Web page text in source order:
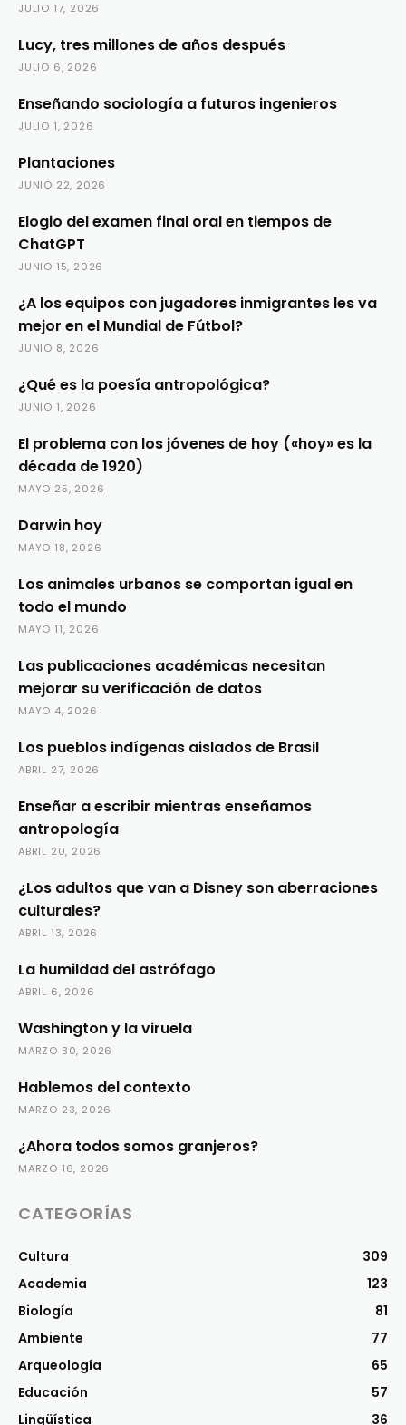
JULIO 17, 2026
Lucy, tres millones de años después
JULIO 6, 2026
Enseñando sociología a futuros ingenieros
JULIO 1, 2026
Plantaciones
JUNIO 22, 2026
Elogio del examen final oral en tiempos de
ChatGPT
JUNIO 15, 2026
¿A los equipos con jugadores inmigrantes les va
mejor en el Mundial de Fútbol?
JUNIO 8, 2026
¿Qué es la poesía antropológica?
JUNIO 1, 2026
El problema con los jóvenes de hoy («hoy» es la
década de 1920)
MAYO 25, 2026
Darwin hoy
MAYO 18, 2026
Los animales urbanos se comportan igual en
todo el mundo
MAYO 11, 2026
Las publicaciones académicas necesitan
mejorar su verificación de datos
MAYO 4, 2026
Los pueblos indígenas aislados de Brasil
ABRIL 27, 2026
Enseñar a escribir mientras enseñamos
antropología
ABRIL 20, 2026
¿Los adultos que van a Disney son aberraciones
culturales?
ABRIL 13, 2026
La humildad del astrófago
ABRIL 6, 2026
Washington y la viruela
MARZO 30, 2026
Hablemos del contexto
MARZO 23, 2026
¿Ahora todos somos granjeros?
MARZO 16, 2026
CATEGORÍAS
Cultura
309
Academia
123
Biología
81
Ambiente
77
Arqueología
65
Educación
57
Lingüística
36